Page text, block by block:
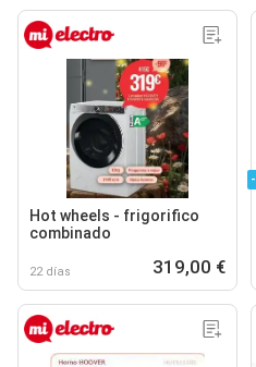
Hot wheels - frigorifico
combinado
22 días 319,00 €